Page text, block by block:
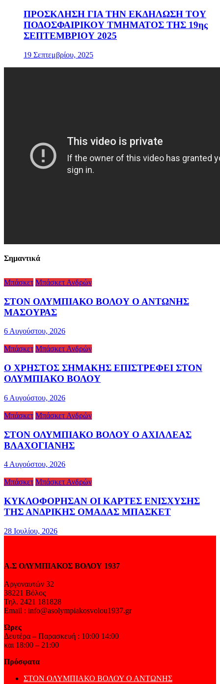
ΠΡΟΣΚΛΗΣΗ ΓΙΑ ΤΗΝ ΕΚΔΗΛΩΣΗ ΤΟΥ
ΠΟΔΟΣΦΑΙΡΙΚΟΥ ΤΜΗΜΑΤΟΣ ΤΗΣ 19ης
ΣΕΠΤΕΜΒΡΙΟΥ 2025
19 Σεπτεμβρίου, 2025
Σημαντικά
Μπάσκετ Μπάσκετ Ανδρών
ΣΤΟΝ ΟΛΥΜΠΙΑΚΟ ΒΟΛΟΥ Ο ΑΝΤΩΝΗΣ
ΜΑΣΟΥΡΑΣ
6 Αυγούστου, 2026
Μπάσκετ Μπάσκετ Ανδρών
Ο ΧΡΗΣΤΟΣ ΣΗΜΑΚΗΣ ΕΠΙΣΤΡΕΦΕΙ ΣΤΟΝ
ΟΛΥΜΠΙΑΚΟ ΒΟΛΟΥ
6 Αυγούστου, 2026
Μπάσκετ Μπάσκετ Ανδρών
ΣΤΟΝ ΟΛΥΜΠΙΑΚΟ ΒΟΛΟΥ Ο ΑΧΙΛΛΕΑΣ
ΒΛΑΧΟΓΙΑΝΗΣ
4 Αυγούστου, 2026
Μπάσκετ Μπάσκετ Ανδρών
ΚΥΚΛΟΦΟΡΗΣΑΝ ΟΙ ΚΑΡΤΕΣ ΕΝΙΣΧΥΣΗΣ
ΤΗΣ ΑΝΔΡΙΚΗΣ ΟΜΑΔΑΣ ΜΠΑΣΚΕΤ
28 Ιουλίου, 2026
Α.Σ ΟΛΥΜΠΙΑΚΟΣ ΒΟΛΟΥ 1937
Αργοναυτών 32
38221 Βόλος
Τηλ. 2421 181828
Email : info@asolympiakosvolou1937.gr
Ώρες
Δευτέρα – Παρασκευή : 10:00 14:00
και 18:00 – 21:00
Πρόσφατα
ΣΤΟΝ ΟΛΥΜΠΙΑΚΟ ΒΟΛΟΥ Ο ΑΝΤΩΝΗΣ